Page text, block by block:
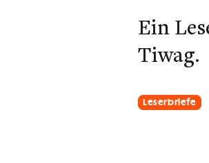
Ein
Tiwag.
Leserbriefe